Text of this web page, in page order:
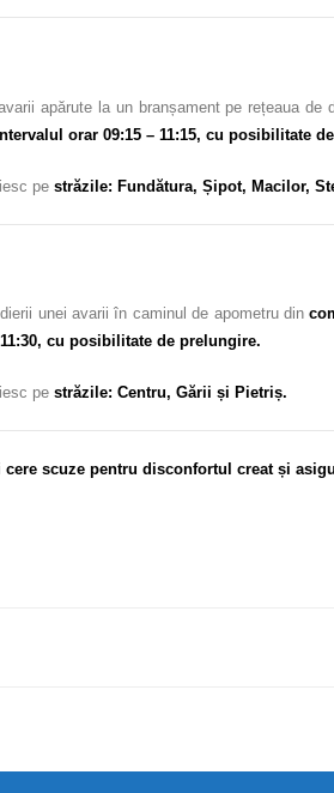
apărute la un branșament pe rețeaua de
orar 09:15 – 11:15, cu posibilitate
pe străzile: Fundătura, Șipot, Macilor,
unei avarii în caminul de apometru din
cu posibilitate de prelungire.
pe străzile: Centru, Gării și Pietriș.
cere scuze pentru disconfortul creat și